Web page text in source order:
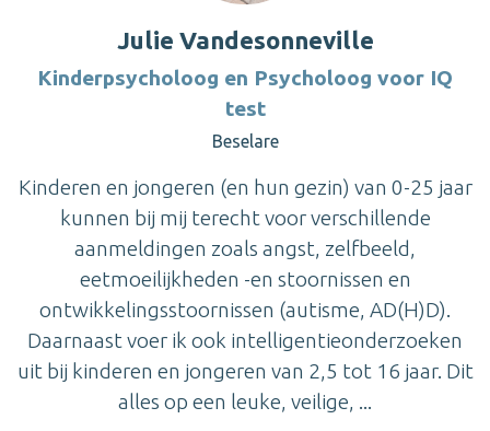
Julie Vandesonneville
Kinderpsycholoog en Psycholoog voor IQ
test
Beselare
Kinderen en jongeren (en hun gezin) van 0-25 jaar
kunnen bij mij terecht voor verschillende
aanmeldingen zoals angst, zelfbeeld,
eetmoeilijkheden -en stoornissen en
ontwikkelingsstoornissen (autisme, AD(H)D).
Daarnaast voer ik ook intelligentieonderzoeken
uit bij kinderen en jongeren van 2,5 tot 16 jaar. Dit
alles op een leuke, veilige, ...